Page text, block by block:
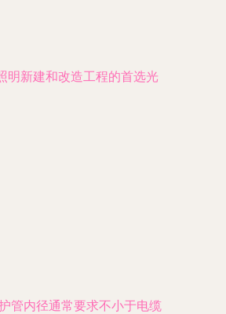
明新建和改造工程的首选光
管内径通常要求不小于电缆